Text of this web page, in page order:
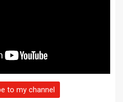
to my channel